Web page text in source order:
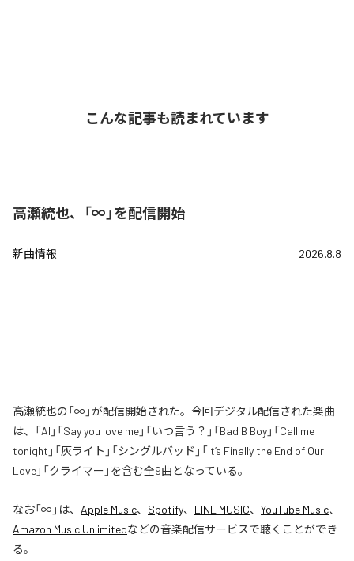
こんな記事も読まれています
高瀬統也、「∞」を配信開始
新曲情報 2026.8.8
高瀬統也の「∞」が配信開始された。今回デジタル配信された楽曲
は、「AI」「Say you love me」「いつ言う？」「Bad B Boy」「Call me
tonight」「灰ライト」「シングルバッド」「It’s Finally the End of Our
Love」「クライマー」を含む全9曲となっている。
なお「∞ 」は、 Apple Music、 Spotify、 LINE MUSIC、 YouTube Music、
Amazon Music Unlimitedなどの音楽配信サービスで聴くことができ
る。